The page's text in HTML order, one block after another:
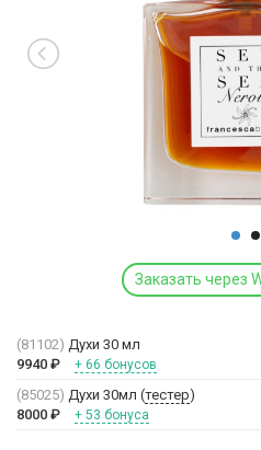
Заказать через
(81102) Духи 30 мл
9940 ₽ + 66 бонусов
(85025) Духи 30мл (тестер)
8000 ₽ + 53 бонуса